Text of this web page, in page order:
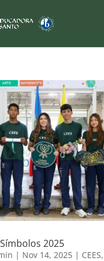
2025
| Nov 14, 2025| CEES,